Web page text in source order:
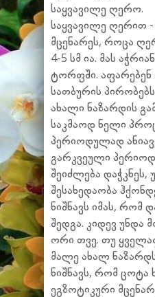
საყვავილე ღერო.
საყვავილე ღერით -
მცენარეს, როცა
4-5 სმ ია. მას
ტორფში. აფარებენ
სათბურის
ახალი ნაზარდის
საკმაოდ ნელი
პერიოდულად
გარკვეული
შეიძლება
შესახედაობა
ნიშნავს იმას, რომ
შედგა. კიდევ
ორი თვე. თუ
მალე ახალ
ნიშნავს, რომ ცოტა
ეგზოტიკური